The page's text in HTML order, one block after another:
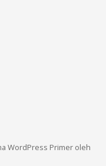
WordPress Primer oleh